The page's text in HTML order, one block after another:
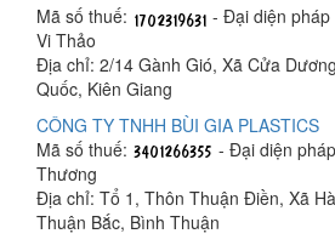
Mã số thuế:
- Đại diện pháp
Vi Thảo
Địa chỉ: 2/14 Gành Gió, Xã Cửa
Quốc, Kiên Giang
CÔNG TY TNHH BÙI GIA PLASTICS
Mã số thuế:
- Đại diện
Thương
Địa chỉ: Tổ 1, Thôn Thuận Điền, Xã
Thuận Bắc, Bình Thuận